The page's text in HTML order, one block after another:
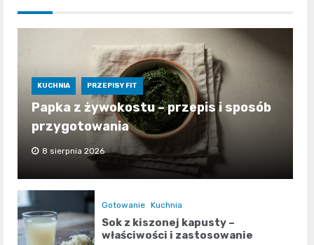
KUCHNIA PRZEPISY FIT
Papka z żywokostu – przepis i sposób
przygotowania
8 sierpnia 2026
Gotowanie Kuchnia
Sok z kiszonej kapusty –
właściwości i zastosowanie